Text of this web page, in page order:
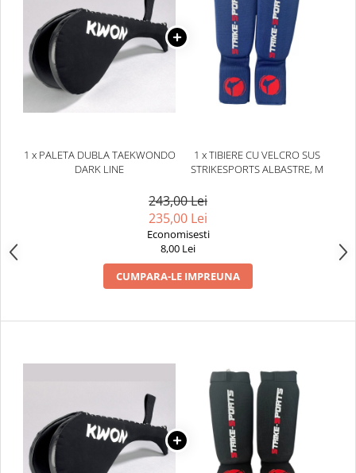
Dotari Sala/Dojo
Nutritie
Shakere
Proteine & Aminoacizi
Suplimente pt Masa Musculara
PRE-Workout
Creatina
Medicina Sportiva/Recuperare
1 x PALETA DUBLA TAEKWONDO
DARK LINE
1 x TIBIERE CU VELCRO SUS
STRIKESPORTS ALBASTRE, M
243,00 Lei
235,00 Lei
Economisesti
8,00 Lei
CUMPARA-LE IMPREUNA